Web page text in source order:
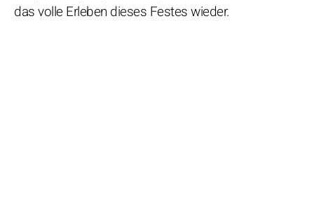
das volle Erleben dieses Festes wieder.